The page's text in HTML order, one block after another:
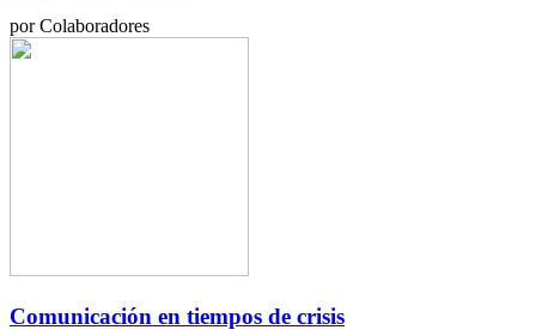
por Colaboradores
Comunicación en tiempos de crisis